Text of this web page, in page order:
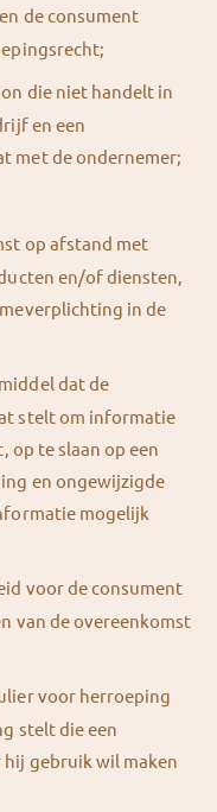
de consument
die niet handelt in
en een
met de ondernemer;
op afstand met
en/of diensten,
in de
dat de
stelt om informatie
op te slaan op een
en ongewijzigde
mogelijk
voor de consument
van de overeenkomst
voor herroeping
stelt die een
gebruik wil maken